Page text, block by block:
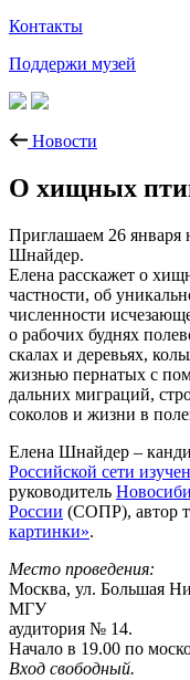
Контакты
Поддержи музей
Новости
О хищных
Приглашаем 26 января
Шнайдер.
Елена расскажет о
частности, об
численности
о рабочих буднях
скалах и деревьях,
жизнью пернатых с
дальних миграций,
соколов и жизни в
Елена Шнайдер –
Российской сети
руководитель
России (СОПР), автор
картинки».
Место проведения:
Москва, ул. Большая
МГУ
аудитория № 14.
Начало в 19.00 по
Вход свободный.